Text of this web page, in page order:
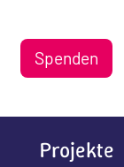
Spenden
Projekte